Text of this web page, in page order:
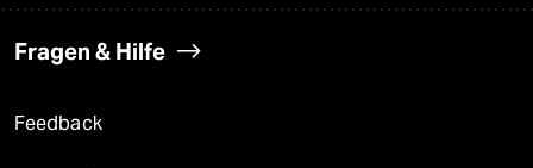
Fragen & Hilfe
Feedback